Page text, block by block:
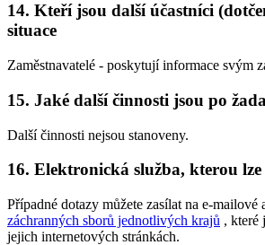
14. Kteří jsou další účastníci
situace
Zaměstnavatelé - poskytují informace svým
15. Jaké další činnosti jsou po
Další činnosti nejsou stanoveny.
16. Elektronická služba, kterou
Případné dotazy můžete zasílat na e-mailové
záchranných sborů jednotlivých krajů , které
jejich internetových stránkách.